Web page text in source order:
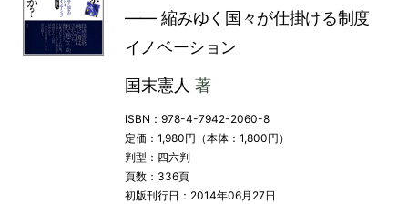
―― 縮みゆく国々が仕掛ける制度
イノベーション
国末憲人 著
ISBN：978-4-7942-2060-8
定価：1,980円（本体：1,800円）
判型：四六判
頁数：336頁
初版刊行日：2014年06月27日